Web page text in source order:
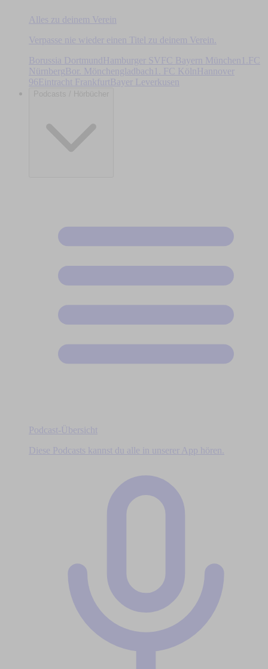
Alles zu deinem Verein
Verpasse nie wieder einen Titel zu deinem Verein.
Borussia DortmundHamburger SV FC Bayern München
1.FC
Nürnberg Bor. Mönchengladbach 1. FC Köln
Hannover
96Eintracht Frankfurt Bayer Leverkusen
Podcasts / Hörbücher
Podcast-Übersicht
Diese Podcasts kannst du alle in unserer App hören.